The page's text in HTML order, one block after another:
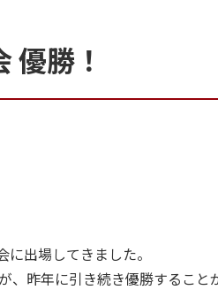
優勝！
出場してきました。
昨年に引き続き優勝すること